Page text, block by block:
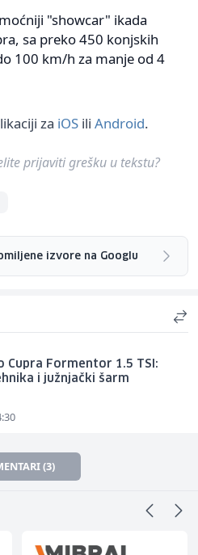
"showcar" ikada
sa preko 450 konjskih
100 km/h za manje od 4
za iOS ili Android.
prijaviti grešku u tekstu?
izvore na Googlu
Cupra Formentor 1.5 TSI:
i južnjački šarm
(3)